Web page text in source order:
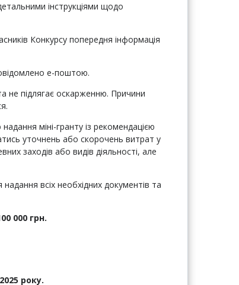
інструкціями щодо
Конкурсу попередня інформація
е-поштою.
не підлягає оскарженню. Причини
міні-гранту із рекомендацією
уточнень або скорочень витрат у
заходів або видів діяльності, але
всіх необхідних документів та
000 грн.
року.